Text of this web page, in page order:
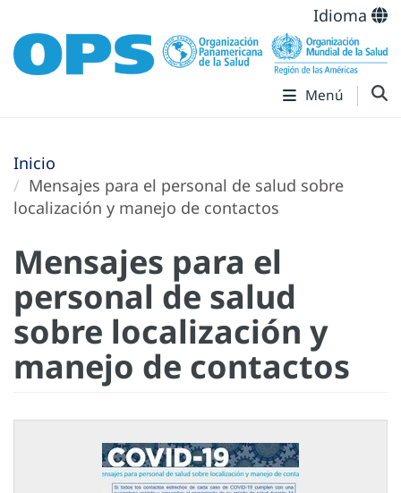
Idioma
Menú
Inicio
Mensajes para el personal de salud sobre
localización y manejo de contactos
Mensajes para el
personal de salud
sobre localización y
manejo de contactos